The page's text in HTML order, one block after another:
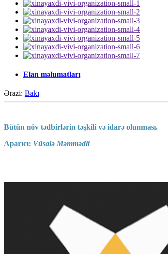
Elan məlumatları
Ərazi: Bakı
Bütün növ tədbirlərin təşkili və idarə olunması.
Aparıcı: Vüsalə Məmmədli